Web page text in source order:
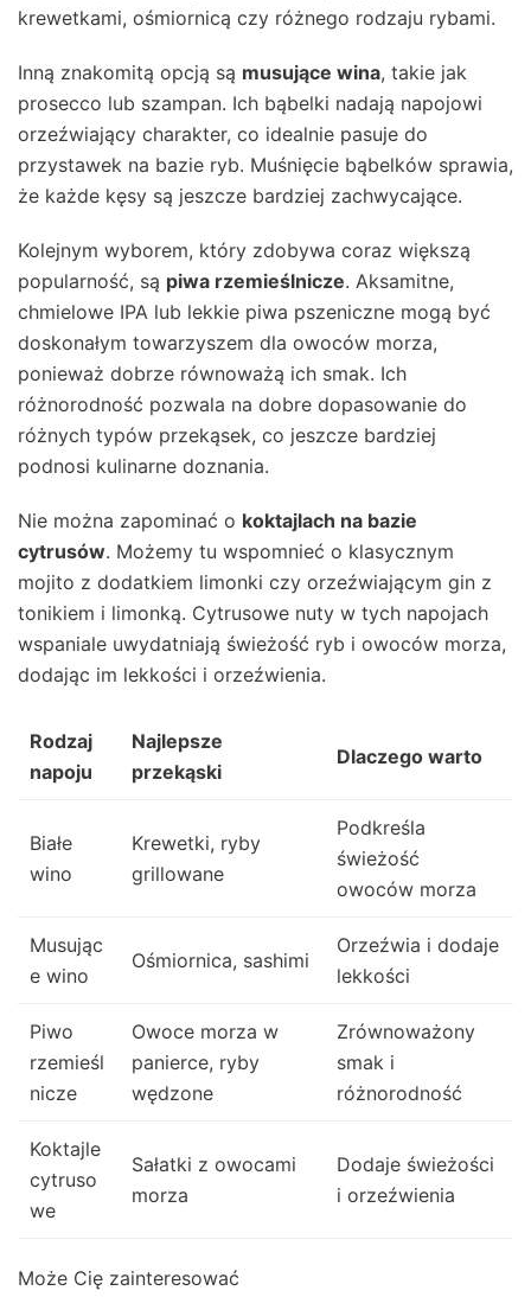
krewetkami, ośmiornicą czy różnego rodzaju rybami.
Inną znakomitą opcją są musujące wina, takie jak
prosecco lub szampan. Ich bąbelki nadają napojowi
orzeźwiający charakter, co idealnie pasuje do
przystawek na bazie ryb. Muśnięcie bąbelków sprawia,
że każde kęsy są jeszcze bardziej zachwycające.
Kolejnym wyborem, który zdobywa coraz większą
popularność, są piwa rzemieślnicze. Aksamitne,
chmielowe IPA lub lekkie piwa pszeniczne mogą być
doskonałym towarzyszem dla owoców morza,
ponieważ dobrze równoważą ich smak. Ich
różnorodność pozwala na dobre dopasowanie do
różnych typów przekąsek, co jeszcze bardziej
podnosi kulinarne doznania.
Nie można zapominać o koktajlach na bazie
cytrusów. Możemy tu wspomnieć o klasycznym
mojito z dodatkiem limonki czy orzeźwiającym gin z
tonikiem i limonką. Cytrusowe nuty w tych napojach
wspaniale uwydatniają świeżość ryb i owoców morza,
dodając im lekkości i orzeźwienia.
Rodzaj
napoju
Najlepsze
przekąski
Dlaczego warto
Białe
wino
Krewetki, ryby
grillowane
Podkreśla
świeżość
owoców morza
Musując
e wino
Ośmiornica, sashimi
Orzeźwia i dodaje
lekkości
Piwo
rzemieśl
nicze
Owoce morza w
panierce, ryby
wędzone
Zrównoważony
smak i
różnorodność
Koktajle
cytruso
we
Sałatki z owocami
morza
Dodaje świeżości
i orzeźwienia
Może Cię zainteresować